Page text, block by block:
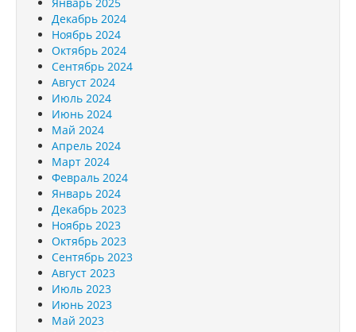
Декабрь 2024
Ноябрь 2024
Октябрь 2024
Сентябрь 2024
Август 2024
Июль 2024
Июнь 2024
Май 2024
Апрель 2024
Март 2024
Февраль 2024
Январь 2024
Декабрь 2023
Ноябрь 2023
Октябрь 2023
Сентябрь 2023
Август 2023
Июль 2023
Июнь 2023
Май 2023